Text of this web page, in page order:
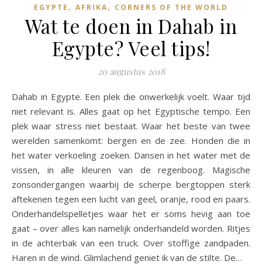
EGYPTE , AFRIKA, CORNERS OF THE WORLD
Wat te doen in Dahab in
Egypte? Veel tips!
20 augustus 2018
Dahab in Egypte. Een plek die onwerkelijk voelt. Waar tijd
niet relevant is. Alles gaat op het Egyptische tempo. Een
plek waar stress niet bestaat. Waar het beste van twee
werelden samenkomt: bergen en de zee. Honden die in
het water verkoeling zoeken. Dansen in het water met de
vissen, in alle kleuren van de regenboog. Magische
zonsondergangen waarbij de scherpe bergtoppen sterk
aftekenen tegen een lucht van geel, oranje, rood en paars.
Onderhandelspelletjes waar het er soms hevig aan toe
gaat – over alles kan namelijk onderhandeld worden. Ritjes
in de achterbak van een truck. Over stoffige zandpaden.
Haren in de wind. Glimlachend geniet ik van de stilte. De…